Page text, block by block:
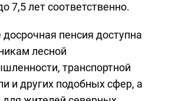
7,5 лет соответственно.
пенсия доступна
лесной
транспортной
и других подобных сфер, а